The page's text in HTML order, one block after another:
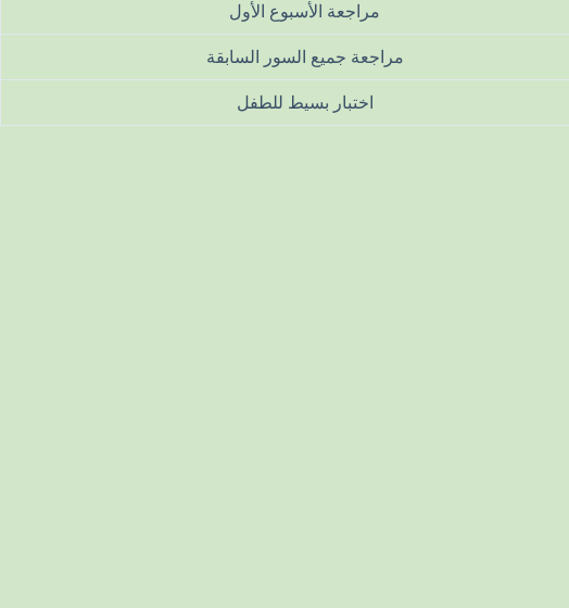
مراجعة الأسبوع الأول
مراجعة جميع السور السابقة
اختبار بسيط للطفل